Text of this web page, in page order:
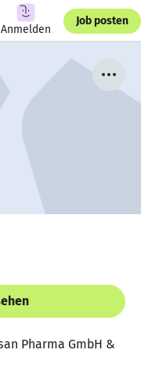
Anmelden
Job posten
Pharma GmbH &